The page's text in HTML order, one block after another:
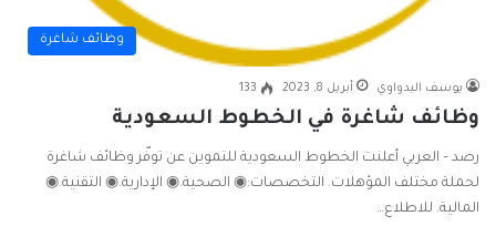
وظائف شاغرة
يوسف البدواوي أبريل 8, 2023 133
وظائف شاغرة في الخطوط السعودية
رصد – العربي أعلنت الخطوط السعودية للتموين عن توفّر ‎وظائف شاغرة
لحملة مختلف المؤهلات. التخصصات:◉ الصحية.◉ الإدارية.◉ التقنية.◉
المالية. للاطلاع…